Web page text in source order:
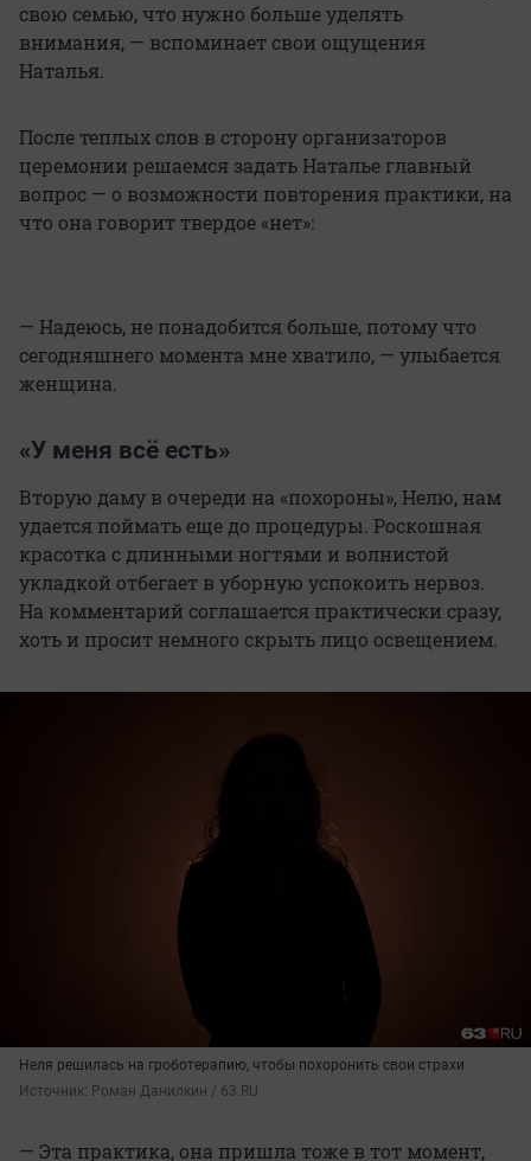
свою семью, что нужно больше уделять
внимания, — вспоминает свои ощущения
Наталья.
После теплых слов в сторону организаторов
церемонии решаемся задать Наталье главный
вопрос — о возможности повторения практики, на
что она говорит твердое «нет»:
— Надеюсь, не понадобится больше, потому что
сегодняшнего момента мне хватило, — улыбается
женщина.
«У меня всё есть»
Вторую даму в очереди на «похороны», Нелю, нам
удается поймать еще до процедуры. Роскошная
красотка с длинными ногтями и волнистой
укладкой отбегает в уборную успокоить нервоз.
На комментарий соглашается практически сразу,
хоть и просит немного скрыть лицо освещением.
Неля решилась на гроботерапию, чтобы похоронить свои страхи
Источник: Роман Данилкин / 63.RU
— Эта практика, она пришла тоже в тот момент,